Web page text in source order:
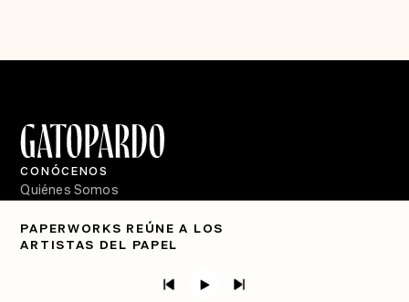
PAPERWORKS REÚNE A LOS
ARTISTAS DEL PAPEL
CONÓCENOS
Quiénes Somos
PÓDCASTS